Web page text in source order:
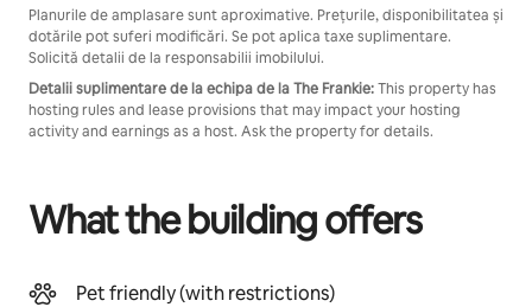
Planurile de amplasare sunt aproximative. Prețurile, disponibilitatea și
dotările pot suferi modificări. Se pot aplica taxe suplimentare.
Solicită detalii de la responsabilii imobilului.
Detalii suplimentare de la echipa de la The Frankie:This property has
hosting rules and lease provisions that may impact your hosting
activity and earnings as a host. Ask the property for details.
What the building offers
Pet friendly (with restrictions)